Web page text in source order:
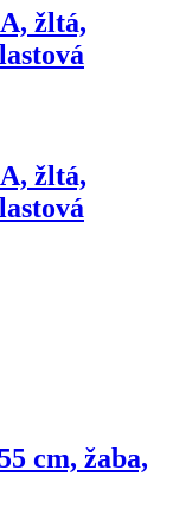
žltá,
žltá,
cm, žaba,